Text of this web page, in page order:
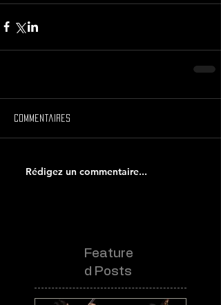
Commentaires
Rédigez un commentaire...
Feature
d Posts